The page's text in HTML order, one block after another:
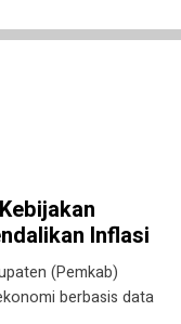
Inflasi
(Pemkab)
berbasis data